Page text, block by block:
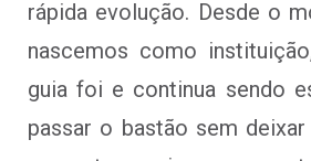
rápida evolução. Desde o
nascemos como
guia foi e continua sendo
passar o bastão sem